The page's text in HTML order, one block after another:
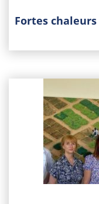
Fortes